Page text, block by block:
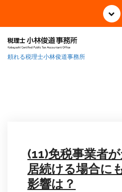
テ
頼れる税理士小林俊道事務所
(11)免税事業者
居続ける場合に
影響は？